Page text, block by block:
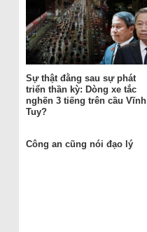
Sự thật đằng sau sự phát
triển thần kỳ: Dòng xe tắc
nghẽn 3 tiếng trên cầu Vĩnh
Tuy?
Công an cũng nói đạo lý